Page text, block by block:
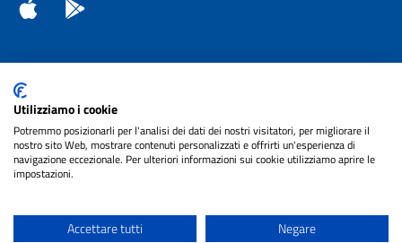
App Store
Attuazione Misure PNRR
Piano di miglioramento del sito
Note legali
cura diNET SMART
Utilizziamo i cookie
Potremmo posizionarli per l'analisi dei dati dei nostri visitatori, per migliorare il
nostro sito Web, mostrare contenuti personalizzati e offrirti un'esperienza di
navigazione eccezionale. Per ulteriori informazioni sui cookie utilizziamo aprire le
impostazioni.
Accettare tutti Negare